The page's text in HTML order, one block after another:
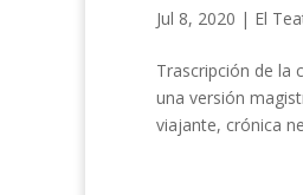
Jul 8, 2020 | El
Trascripción de la
una versión
viajante, crónica